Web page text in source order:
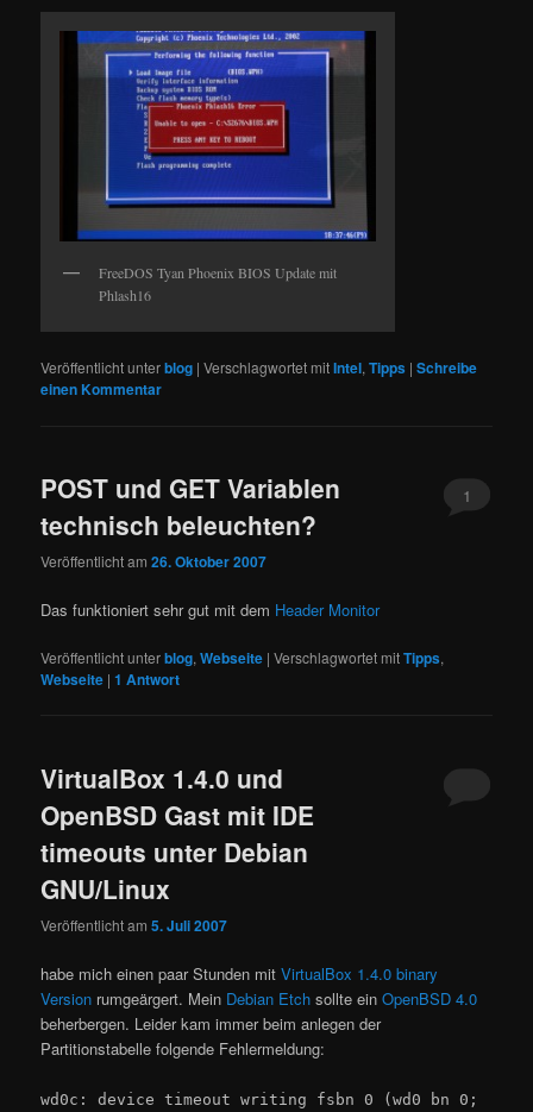
FreeDOS Tyan Phoenix BIOS Update mit
Phlash16
Veröffentlicht unterblog |Verschlagwortet mitIntel,Tipps |Schreibe
einen Kommentar
POST und GET Variablen
technisch beleuchten?
Veröffentlicht am26. Oktober 2007
1
Das funktioniert sehr gut mit dem Header Monitor
Veröffentlicht unterblog,Webseite |Verschlagwortet mitTipps,
Webseite |1 Antwort
VirtualBox 1.4.0 und
OpenBSD Gast mit IDE
timeouts unter Debian
GNU/Linux
Veröffentlicht am5. Juli 2007
habe mich einen paar Stunden mitVirtualBox 1.4.0 binary
Version rumgeärgert. Mein Debian Etch sollte einOpenBSD 4.0
beherbergen. Leider kam immer beim anlegen der
Partitionstabelle folgende Fehlermeldung:
wd0c: device timeout writing fsbn 0 (wd0 bn 0;